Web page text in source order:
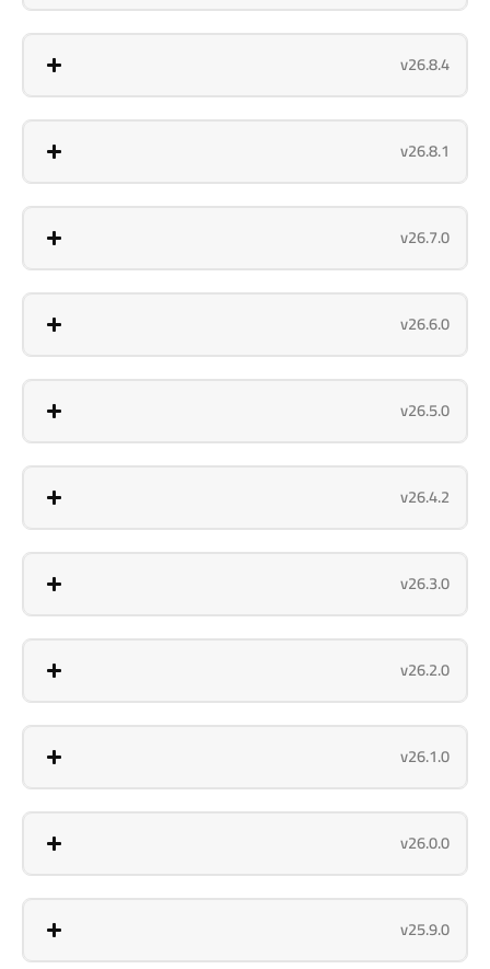
v26.8.4
v26.8.1
v26.7.0
v26.6.0
v26.5.0
v26.4.2
v26.3.0
v26.2.0
v26.1.0
v26.0.0
v25.9.0